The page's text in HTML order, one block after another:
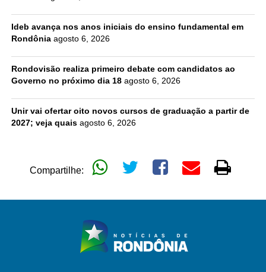
Ideb avança nos anos iniciais do ensino fundamental em
Rondônia agosto 6, 2026
Rondovisão realiza primeiro debate com candidatos ao
Governo no próximo dia 18 agosto 6, 2026
Unir vai ofertar oito novos cursos de graduação a partir de
2027; veja quais agosto 6, 2026
Compartilhe: